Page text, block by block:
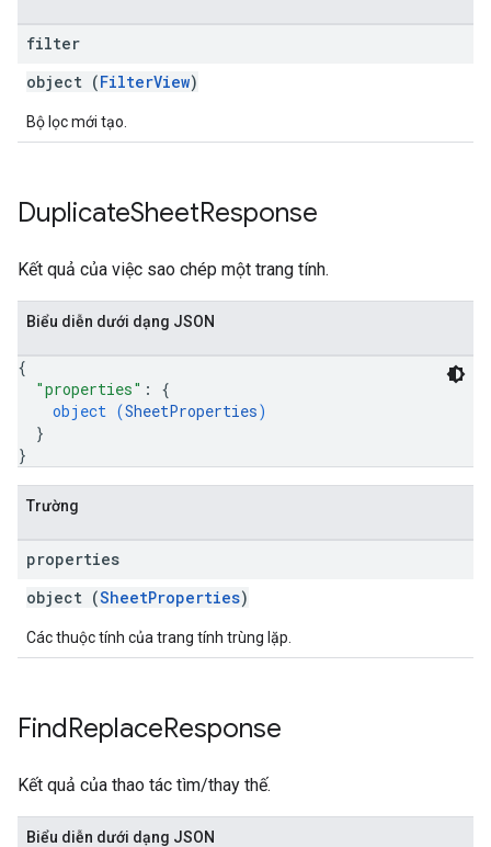
filter
object (FilterView)
Bộ lọc mới tạo.
DuplicateSheetResponse
Kết quả của việc sao chép một trang tính.
Biểu diễn dưới dạng JSON
{
"properties" : {
object (SheetProperties)
}
}
Trường
properties
object (SheetProperties)
Các thuộc tính của trang tính trùng lặp.
FindReplaceResponse
Kết quả của thao tác tìm/thay thế.
Biểu diễn dưới dạng JSON